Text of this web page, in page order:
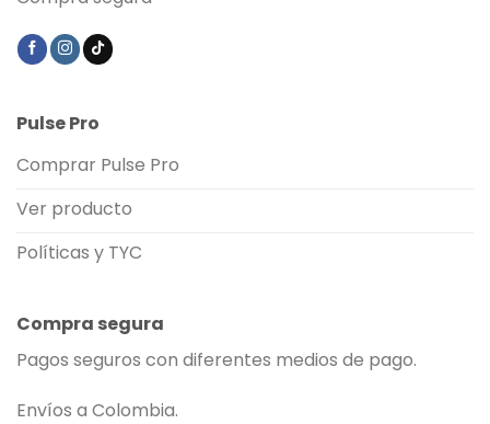
Pulse Pro
Comprar Pulse Pro
Ver producto
Políticas y TYC
Compra segura
Pagos seguros con diferentes medios de pago.
Envíos a Colombia.